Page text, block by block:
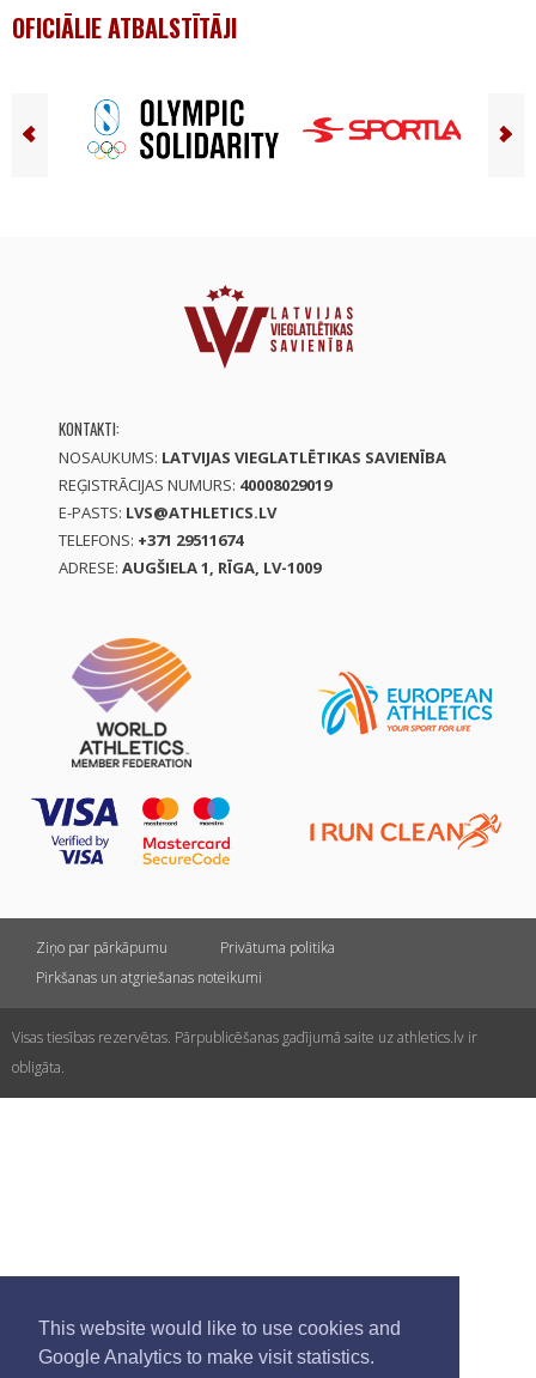
This website would like to use cookies and
Google Analytics to make visit statistics.
OFICIĀLIE ATBALSTĪTĀJI
KONTAKTI:
NOSAUKUMS: LATVIJAS VIEGLATLĒTIKAS SAVIENĪBA
REĢISTRĀCIJAS NUMURS: 40008029019
E-PASTS: LVS@ATHLETICS.LV
TELEFONS: +371 29511674
ADRESE: AUGŠIELA 1, RĪGA, LV-1009
Ziņo par pārkāpumu
Privātuma politika
Pirkšanas un atgriešanas noteikumi
Visas tiesības rezervētas. Pārpublicēšanas gadījumā saite uz athletics.lv ir
obligāta.